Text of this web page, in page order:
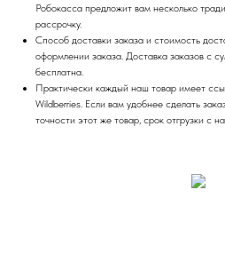
Робокасса предложит вам несколько
рассрочку.
Способ доставки заказа и стоимость
оформлении заказа. Доставка заказов с
бесплатна.
Практически каждый наш товар имеет
Wildberries. Если вам удобнее сделать
точности этот же товар, срок отгрузки с